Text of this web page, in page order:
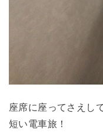
座席に座ってさえし
短い電車旅！